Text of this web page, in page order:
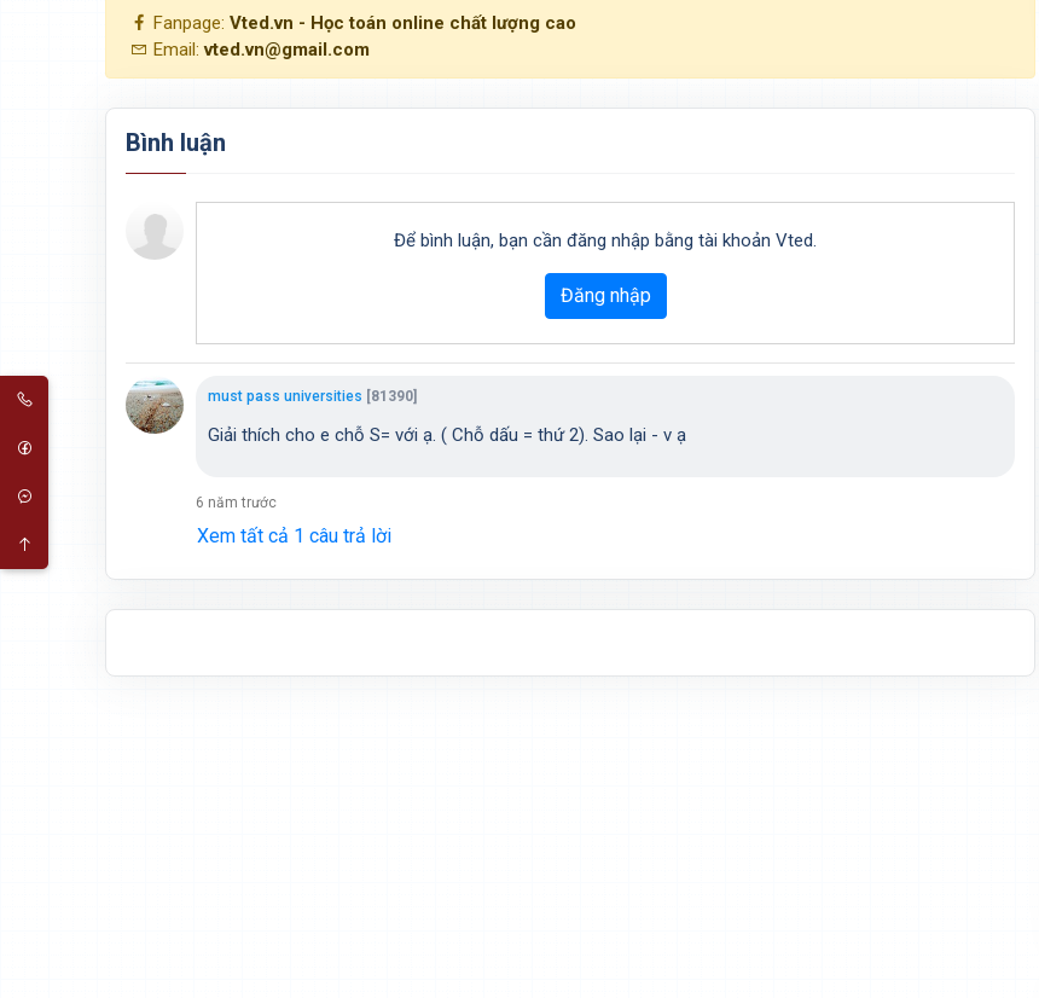
Fanpage: Vted.vn - Học toán online chất lượng cao
Email:vted.vn@gmail.com
Bình luận
Để bình luận, bạn cần đăng nhập bằng tài khoản Vted.
Đăng nhập
must pass universities [81390]
Giải thích cho e chỗ S= với ạ. ( Chỗ dấu = thứ 2). Sao lại - v ạ
6 năm trước
Xem tất cả 1 câu trả lời